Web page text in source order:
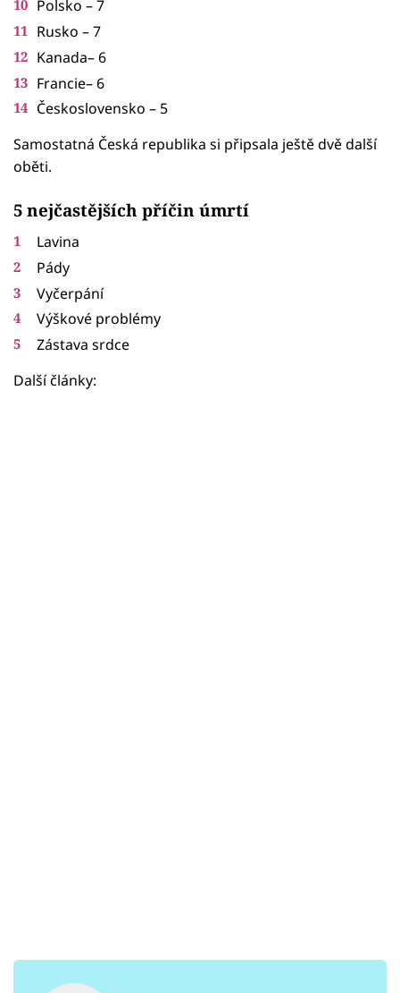
Polsko – 7
Rusko – 7
Kanada– 6
Francie– 6
Československo – 5
Samostatná Česká republika si připsala ještě dvě další
oběti.
5 nejčastějších příčin úmrtí
Lavina
Pády
Vyčerpání
Výškové problémy
Zástava srdce
Další články: